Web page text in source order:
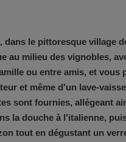
le pittoresque village
au milieu des vignobles,
ou entre amis, et
et même d'un lave-
sont fournies, allégeant
la douche à l'italienne,
tout en dégustant un